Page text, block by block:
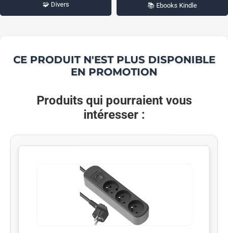
🧩 Divers 📚 Ebooks Kindle
CE PRODUIT N'EST PLUS DISPONIBLE
EN PROMOTION
Produits qui pourraient vous
intéresser :